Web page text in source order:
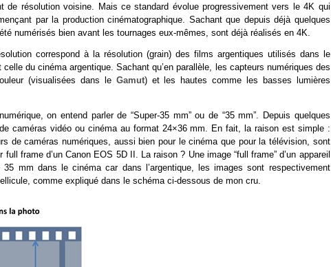
résolution voisine. Mais ce standard évolue progressivement vers le 4K qui
par la production cinématographique. Sachant que depuis déjà quelques
numérisés bien avant les tournages eux-mêmes, sont déjà réalisés en 4K.
correspond à la résolution (grain) des films argentiques utilisés dans le
du cinéma argentique. Sachant qu’en parallèle, les capteurs numériques des
(visualisées dans le Gamut) et les hautes comme les basses lumières
on entend parler de “Super-35 mm” ou de “35 mm”. Depuis quelques
caméras vidéo ou cinéma au format 24×36 mm. En fait, la raison est simple :
de caméras numériques, aussi bien pour le cinéma que pour la télévision, sont
frame d’un Canon EOS 5D II. La raison ? Une image “full frame” d’un appareil
mm dans le cinéma car dans l’argentique, les images sont respectivement
comme expliqué dans le schéma ci-dessous de mon cru.